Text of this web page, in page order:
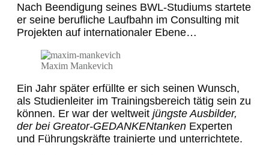
Nach Beendigung seines BWL-Studiums startete
er seine berufliche Laufbahn im Consulting mit
Projekten auf internationaler Ebene…
Maxim Mankevich
Ein Jahr später erfüllte er sich seinen Wunsch,
als Studienleiter im Trainingsbereich tätig sein zu
können. Er war der weltweit jüngste Ausbilder,
der bei Greator-GEDANKENtanken Experten
und Führungskräfte trainierte und unterrichtete.